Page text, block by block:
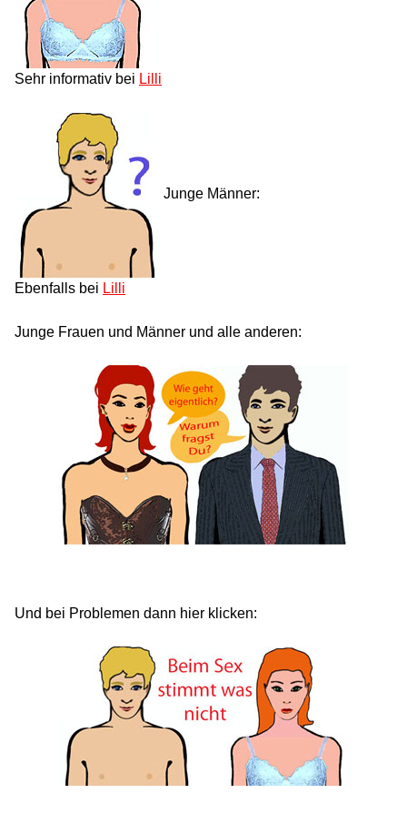
Sehr informativ bei Lilli
Junge Männer:
Ebenfalls bei Lilli
Junge Frauen und Männer und alle anderen:
Und bei Problemen dann hier klicken: